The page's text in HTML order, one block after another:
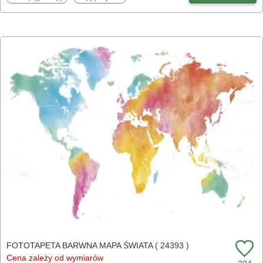
FOTOTAPETA BARWNA MAPA ŚWIATA ( 24393 )
Cena zależy od wymiarów